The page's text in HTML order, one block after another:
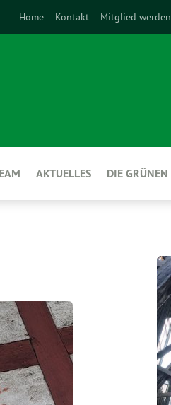
Home Kontakt Mitglied werden
AKTUELLES DIE GRÜNEN